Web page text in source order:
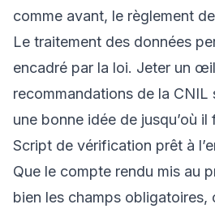
comme avant, le règlement
Le traitement des données
encadré par la loi. Jeter un
recommandations de la CNIL
une bonne idée de jusqu’où
Script de vérification prêt à
Que le compte rendu mis au
bien les champs obligatoires,